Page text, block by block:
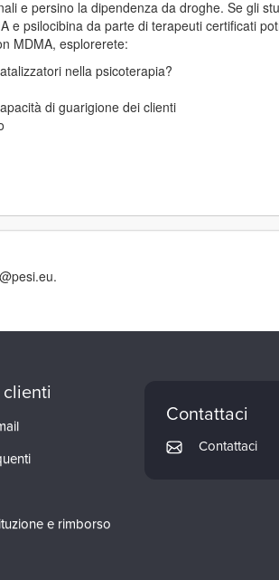
e persino la dipendenza da droghe. Se gli
e psilocibina da parte di terapeuti certificati
MDMA, esplorerete:
nella psicoterapia?
di guarigione dei clienti
e rimborso
Contattaci
Contattaci